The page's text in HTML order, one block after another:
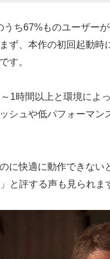
ち67%ものユーザー
ず、本作の初回起動時
す。
1時間以上と環境によ
シュや低パフォーマン
に快適に動作できない
と評する声も見られま